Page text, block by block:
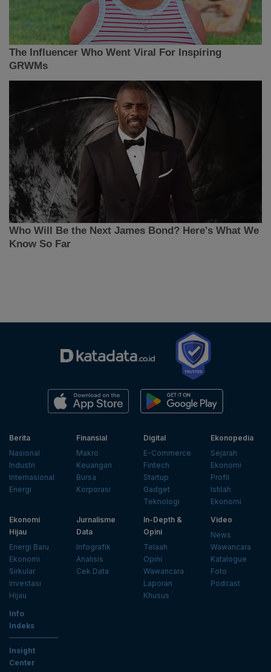
Berita
Nasional
Industri
Internasional
Energi
Finansial
Makro
Keuangan
Bursa
Korporasi
Digital
E-Commerce
Fintech
Startup
Gadget
Teknologi
Ekonopedia
Sejarah
Ekonomi
Profil
Istilah
Ekonomi
Ekonomi
Hijau
Energi Baru
Ekonomi
Sirkular
Investasi
Hijau
Jurnalisme
Data
Infografik
Analisis
Cek Data
In-Depth &
Opini
Telaah
Opini
Wawancara
Laporan
Khusus
Video
News
Wawancara
Katalogue
Foto
Podcast
Info
Indeks
Insight
Center